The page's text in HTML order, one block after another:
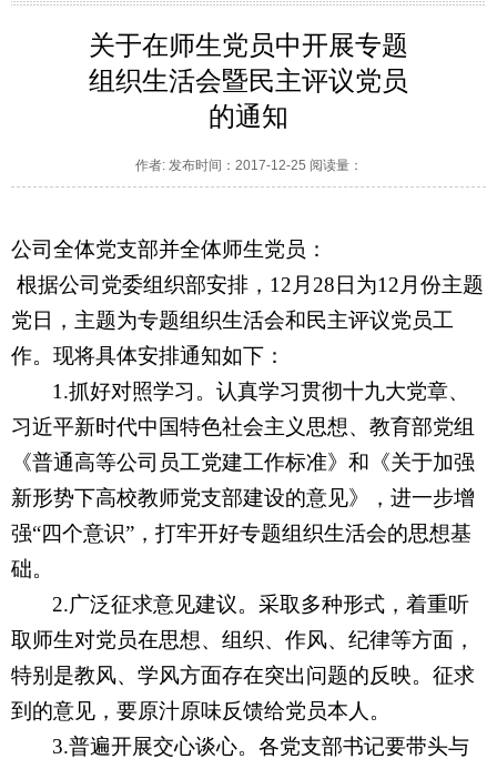
关于在师生党员中开展专题
组织生活会暨民主评议党员
的通知
作者: 发布时间：2017-12-25 阅读量：
公司全体党支部并全体师生党员：
根据公司党委组织部安排，12月28日为12月份主题
党日，主题为专题组织生活会和民主评议党员工
作。现将具体安排通知如下：
1.抓好对照学习。认真学习贯彻十九大党章、
习近平新时代中国特色社会主义思想、教育部党组
《普通高等公司员工党建工作标准》和《关于加强
新形势下高校教师党支部建设的意见》，进一步增
强“四个意识”，打牢开好专题组织生活会的思想基
础。
2.广泛征求意见建议。采取多种形式，着重听
取师生对党员在思想、组织、作风、纪律等方面，
特别是教风、学风方面存在突出问题的反映。征求
到的意见，要原汁原味反馈给党员本人。
3.普遍开展交心谈心。各党支部书记要带头与